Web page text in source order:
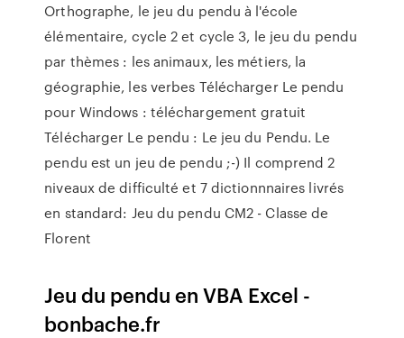
Orthographe, le jeu du pendu à l'école
élémentaire, cycle 2 et cycle 3, le jeu du pendu
par thèmes : les animaux, les métiers, la
géographie, les verbes Télécharger Le pendu
pour Windows : téléchargement gratuit
Télécharger Le pendu : Le jeu du Pendu. Le
pendu est un jeu de pendu ;-) Il comprend 2
niveaux de difficulté et 7 dictionnnaires livrés
en standard: Jeu du pendu CM2 - Classe de
Florent
Jeu du pendu en VBA Excel -
bonbache.fr